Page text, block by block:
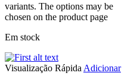
variants. The options may be
chosen on the product page
Em stock
Visualização Rápida Adicionar